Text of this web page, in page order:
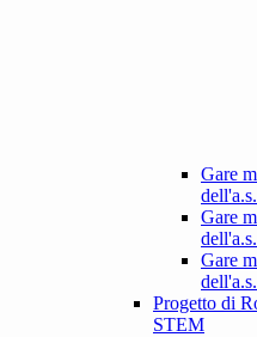
Gare
Gare
Gare
Progetto di
STEM